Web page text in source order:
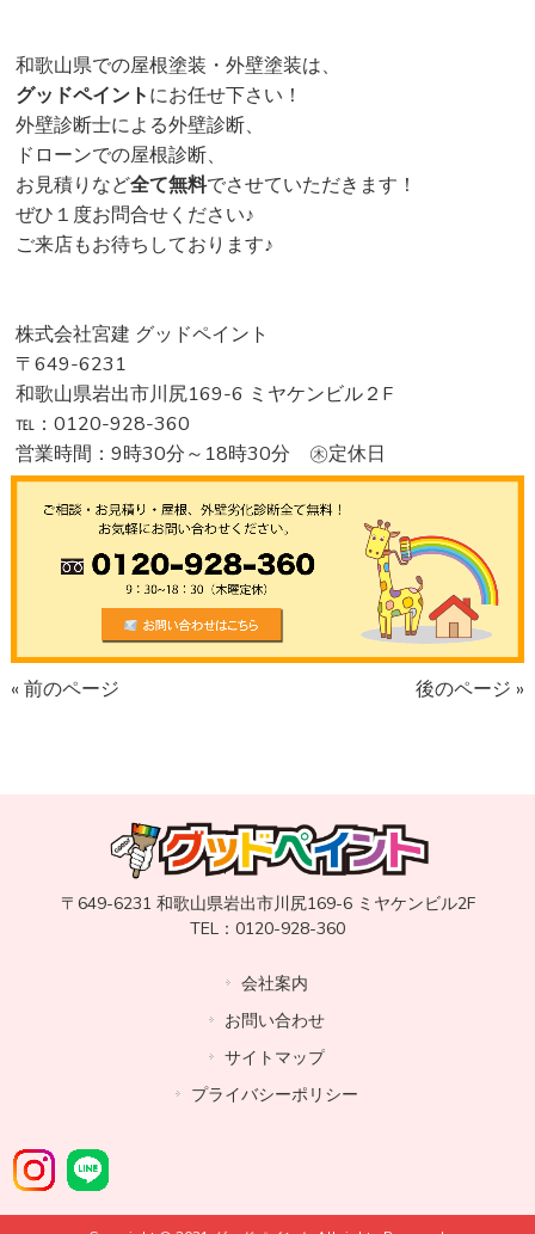
和歌山県での屋根塗装・外壁塗装は、
グッドペイントにお任せ下さい！
外壁診断士による外壁診断、
ドローンでの屋根診断、
お見積りなど全て無料でさせていただきます！
ぜひ１度お問合せください♪
ご来店もお待ちしております♪
株式会社宮建 グッドペイント
〒649-6231
和歌山県岩出市川尻169-6 ミヤケンビル２F
℡：0120-928-360
営業時間：9時30分～18時30分 ㊍定休日
« 前のページ 後のページ »
〒649-6231 和歌山県岩出市川尻169-6 ミヤケンビル2F
TEL：0120-928-360
会社案内
お問い合わせ
サイトマップ
プライバシーポリシー